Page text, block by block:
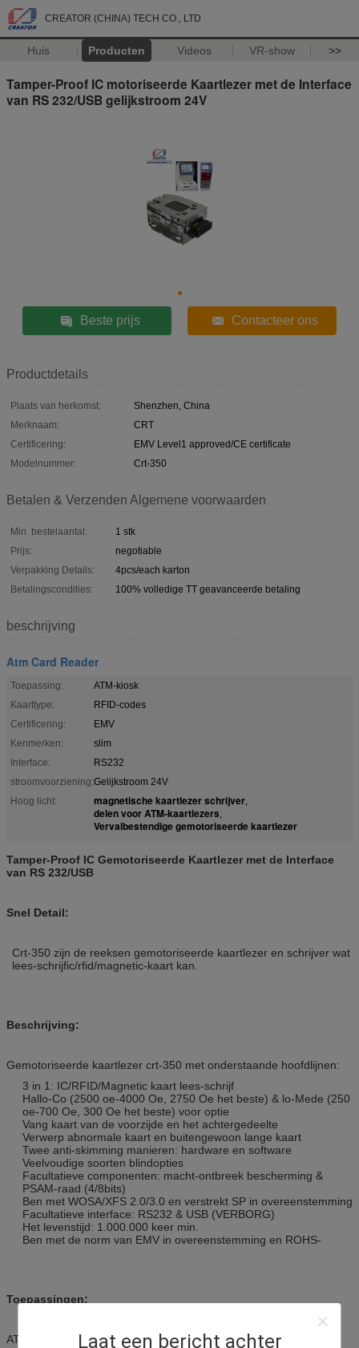
CREATOR (CHINA) TECH CO., LTD
Huis Producten Videos VR-show >>
Laat een bericht achter
Tamper-Proof IC motoriseerde Kaartlezer met de Interface
van RS 232/USB gelijkstroom 24V
Beste prijs Contacteer ons
Productdetails
Plaats van herkomst:
Shenzhen, China
Merknaam:
CRT
Certificering:
EMV Level1 approved/CE certificate
Modelnummer:
Crt-350
Betalen & Verzenden Algemene voorwaarden
Min. bestelaantal:
1 stk
Prijs:
negotiable
Verpakking Details:
4pcs/each karton
Betalingscondities:
100% volledige TT geavanceerde betaling
beschrijving
Atm Card Reader
Toepassing:
ATM-kiosk
Kaarttype:
RFID-codes
Certificering:
EMV
Kenmerken:
slim
Interface:
RS232
stroomvoorziening:Gelijkstroom 24V
Hoog licht:
magnetische kaartlezer schrijver,
delen voor ATM-kaartlezers,
Vervalbestendige gemotoriseerde kaartlezer
Tamper-Proof IC Gemotoriseerde Kaartlezer met de Interface
van RS 232/USB
Snel Detail:
Crt-350 zijn de reeksen gemotoriseerde kaartlezer en schrijver wat
lees-schrijfic/rfid/magnetic-kaart kan.
Beschrijving:
Gemotoriseerde kaartlezer crt-350 met onderstaande hoofdlijnen:
3 in 1: IC/RFID/Magnetic kaart lees-schrijf
Hallo-Co (2500 oe-4000 Oe, 2750 Oe het beste) & lo-Mede (250
oe-700 Oe, 300 Oe het beste) voor optie
Vang kaart van de voorzijde en het achtergedeelte
Verwerp abnormale kaart en buitengewoon lange kaart
Twee anti-skimming manieren: hardware en software
Veelvoudige soorten blindopties
Facultatieve componenten: macht-ontbreek bescherming &
PSAM-raad (4/8bits)
Ben met WOSA/XFS 2.0/3.0 en verstrekt SP in overeenstemming
Facultatieve interface: RS232 & USB (VERBORG)
Het levenstijd: 1.000.000 keer min.
Ben met de norm van EMV in overeenstemming en ROHS-
Toepassingen:
ATM